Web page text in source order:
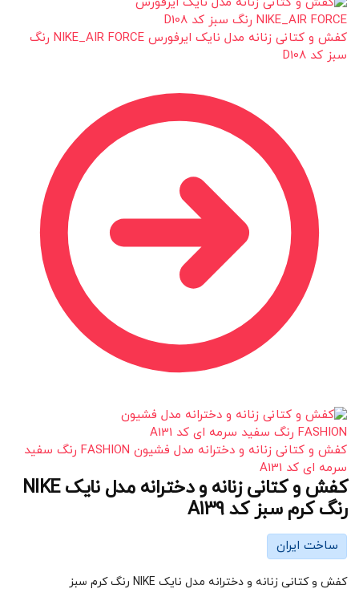
کفش و کتانی زنانه مدل نایک ایرفورس NIKE_AIR FORCE رنگ
سبز کد D108
کفش و کتانی زنانه و دخترانه مدل فشیون FASHION رنگ سفید
سرمه ای کد A131
کفش و کتانی زنانه و دخترانه مدل نایک NIKE
رنگ کرم سبز کد A139
ساخت ایران
کفش و کتانی زنانه و دخترانه مدل نایک NIKE رنگ کرم سبز